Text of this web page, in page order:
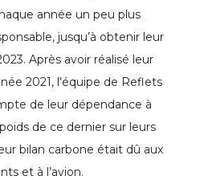
année un peu plus
jusqu’à obtenir leur
Après avoir réalisé leur
2021, l’équipe de Reflets
de leur dépendance à
de ce dernier sur leurs
bilan carbone était dû aux
et à l’avion.